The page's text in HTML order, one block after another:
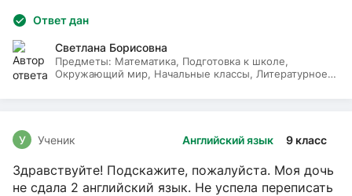
Ответ дан
Светлана Борисовна
Предметы: Математика, Подготовка к школе,
Окружающий мир, Начальные классы, Литературное
Английский язык 9 класс
У Ученик
Здравствуйте! Подскажите, пожалуйста. Моя дочь
не сдала 2 английский язык. Не успела переписать